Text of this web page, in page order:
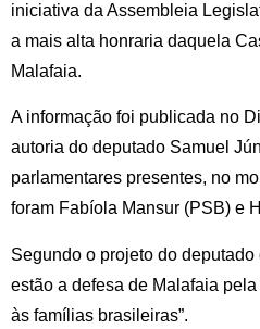
iniciativa da Assembleia
a mais alta honraria daquela
Malafaia.
A informação foi publicada no
autoria do deputado Samuel
parlamentares presentes, no
foram Fabíola Mansur (PSB) e
Segundo o projeto do
estão a defesa de Malafaia
às famílias brasileiras”.